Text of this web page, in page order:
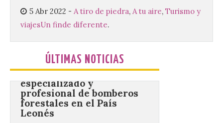
5 Abr 2022 - A tiro de piedra, A tu aire, Turismo y
viajesUn finde diferente.
ÚLTIMAS NOTICIAS
Conceyu vuelve a exigir
un contingente
especializado y
profesional de bomberos
forestales en el País
Leonés
8 Ago 2026